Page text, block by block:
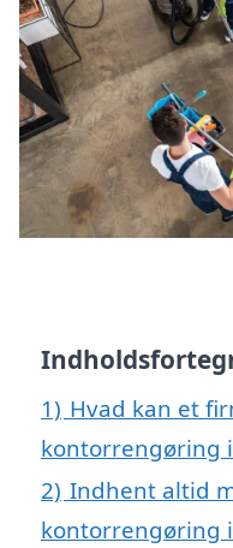
1) Hvad kan et
kontorrengøring
2) Indhent altid
kontorrengøring